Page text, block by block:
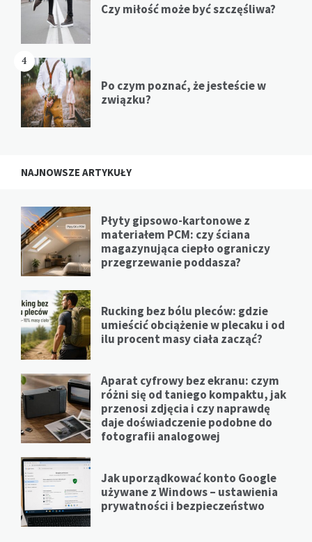
Czy miłość może być szczęśliwa?
4
Po czym poznać, że jesteście w
związku?
NAJNOWSZE ARTYKUŁY
Płyty gipsowo-kartonowe z
materiałem PCM: czy ściana
magazynująca ciepło ograniczy
przegrzewanie poddasza?
Rucking bez bólu pleców: gdzie
umieścić obciążenie w plecaku i od
ilu procent masy ciała zacząć?
Aparat cyfrowy bez ekranu: czym
różni się od taniego kompaktu, jak
przenosi zdjęcia i czy naprawdę
daje doświadczenie podobne do
fotografii analogowej
Jak uporządkować konto Google
używane z Windows – ustawienia
prywatności i bezpieczeństwo